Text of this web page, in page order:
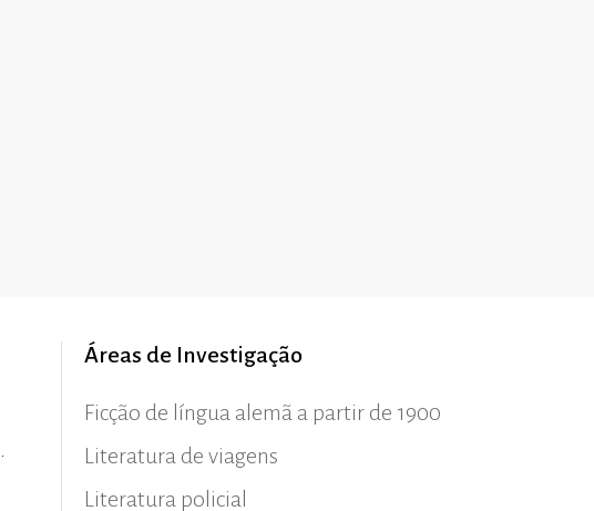
Áreas de Investigação
Ficção de língua alemã a partir de 1900
Literatura de viagens
Literatura policial